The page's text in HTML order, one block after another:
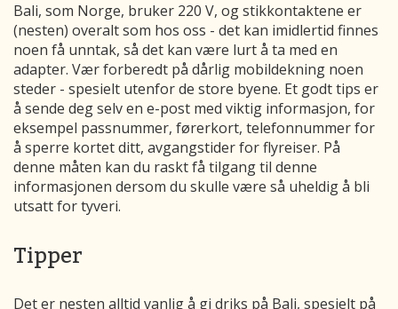
Bali, som Norge, bruker 220 V, og stikkontaktene er
(nesten) overalt som hos oss - det kan imidlertid finnes
noen få unntak, så det kan være lurt å ta med en
adapter. Vær forberedt på dårlig mobildekning noen
steder - spesielt utenfor de store byene. Et godt tips er
å sende deg selv en e-post med viktig informasjon, for
eksempel passnummer, førerkort, telefonnummer for
å sperre kortet ditt, avgangstider for flyreiser. På
denne måten kan du raskt få tilgang til denne
informasjonen dersom du skulle være så uheldig å bli
utsatt for tyveri.
Tipper
Det er nesten alltid vanlig å gi driks på Bali, spesielt på